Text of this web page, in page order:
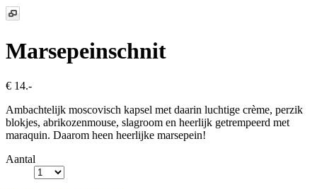
Marsepeinschnit
€ 14.-
Ambachtelijk moscovisch kapsel met daarin luchtige crème, perzik
blokjes, abrikozenmouse, slagroom en heerlijk getrempeerd met
maraquin. Daarom heen heerlijke marsepein!
Aantal